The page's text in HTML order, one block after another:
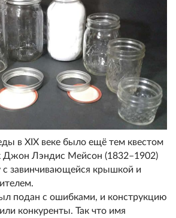
в XIX веке было ещё тем квестом
Джон Лэндис Мейсон (1832–1902)
с завинчивающейся крышкой и
подан с ошибками, и конструкцию
конкуренты. Так что имя